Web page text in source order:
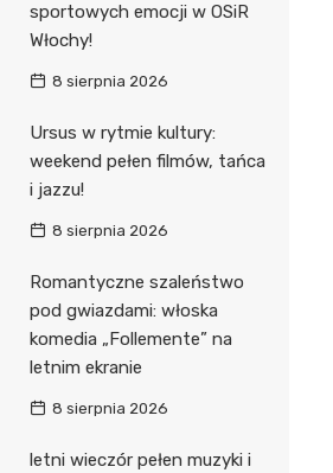
sportowych emocji w OSiR
Włochy!
8 sierpnia 2026
Ursus w rytmie kultury:
weekend pełen filmów, tańca
i jazzu!
8 sierpnia 2026
Romantyczne szaleństwo
pod gwiazdami: włoska
komedia „Follemente” na
letnim ekranie
8 sierpnia 2026
letni wieczór pełen muzyki i